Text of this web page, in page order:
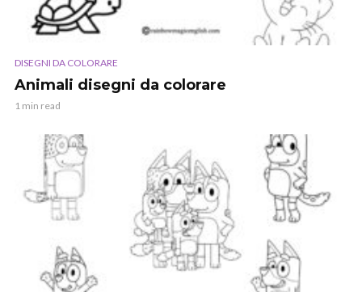
DISEGNI DA COLORARE
Animali disegni da colorare
1 min read